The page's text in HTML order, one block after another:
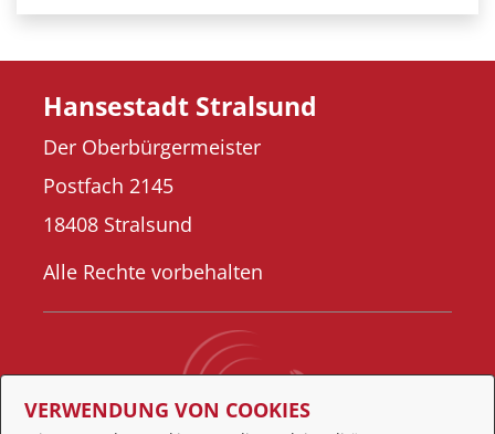
Hansestadt Stralsund
Der Oberbürgermeister
Postfach 2145
18408 Stralsund
Alle Rechte vorbehalten
VERWENDUNG VON COOKIES